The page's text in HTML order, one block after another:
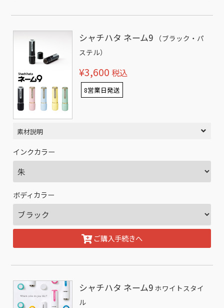
シャチハタ ネーム9
（ブラック・パ
ステル）
¥3,600 税込
8営業日発送
素材説明
インクカラー
ボディカラー
ご購入手続きへ
シャチハタ ネーム9 ホワイトスタイ
ル